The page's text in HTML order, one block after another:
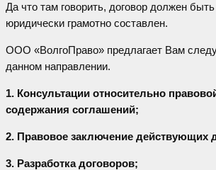
Да что там говорить, договор должен
юридически грамотно составлен.
ООО «ВолгоПраво» предлагает Вам
данном направлении.
1. Консультации относительно
содержания соглашений;
2. Правовое заключение действующих
3. Разработка договоров;